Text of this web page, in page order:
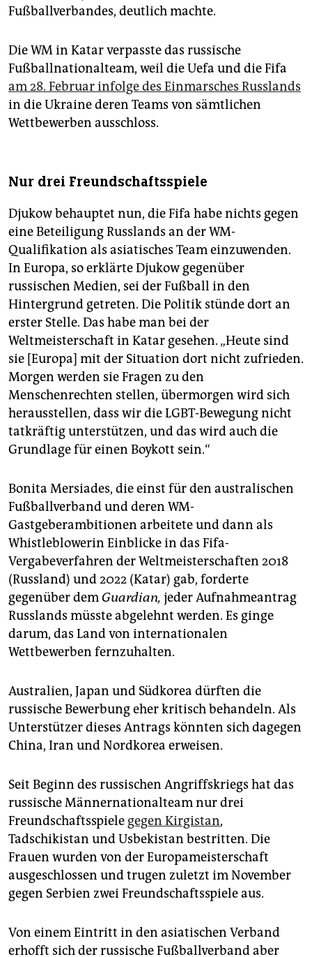
Fußballverbandes, deutlich machte.
Die WM in Katar verpasste das russische
Fußballnationalteam, weil die Uefa und die Fifa
am 28. Februar infolge des Einmarsches Russlands
in die Ukraine deren Teams von sämtlichen
Wettbewerben ausschloss.
Nur drei Freundschaftsspiele
Djukow behauptet nun, die Fifa habe nichts gegen
eine Beteiligung Russlands an der WM-
Qualifikation als asiatisches Team einzuwenden.
In Europa, so erklärte Djukow gegenüber
russischen Medien, sei der Fußball in den
Hintergrund getreten. Die Politik stünde dort an
erster Stelle. Das habe man bei der
Weltmeisterschaft in Katar gesehen. „Heute sind
sie [Europa] mit der Situation dort nicht zufrieden.
Morgen werden sie Fragen zu den
Menschenrechten stellen, übermorgen wird sich
herausstellen, dass wir die LGBT-Bewegung nicht
tatkräftig unterstützen, und das wird auch die
Grundlage für einen Boykott sein.“
Bonita Mersiades, die einst für den australischen
Fußballverband und deren WM-
Gastgeberambitionen arbeitete und dann als
Whistleblowerin Einblicke in das Fifa-
Vergabeverfahren der Weltmeisterschaften 2018
(Russland) und 2022 (Katar) gab, forderte
gegenüber demGuardian, jeder Aufnahmeantrag
Russlands müsste abgelehnt werden. Es ginge
darum, das Land von internationalen
Wettbewerben fernzuhalten.
Australien, Japan und Südkorea dürften die
russische Bewerbung eher kritisch behandeln. Als
Unterstützer dieses Antrags könnten sich dagegen
China, Iran und Nordkorea erweisen.
Seit Beginn des russischen Angriffskriegs hat das
russische Männernationalteam nur drei
Freundschaftsspiele gegen Kirgistan,
Tadschikistan und Usbekistan bestritten. Die
Frauen wurden von der Europameisterschaft
ausgeschlossen und trugen zuletzt im November
gegen­ Serbien zwei Freundschaftsspiele aus.
Von einem Eintritt in den asia­tischen Verband
erhofft sich der russische Fußballverband aber